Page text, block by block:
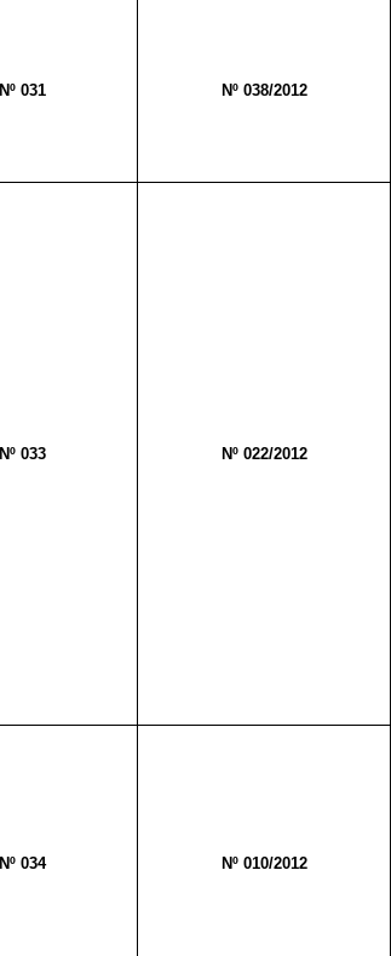
Nº 031 Nº 038/2012
Nº 033 Nº 022/2012
Nº 034 Nº 010/2012